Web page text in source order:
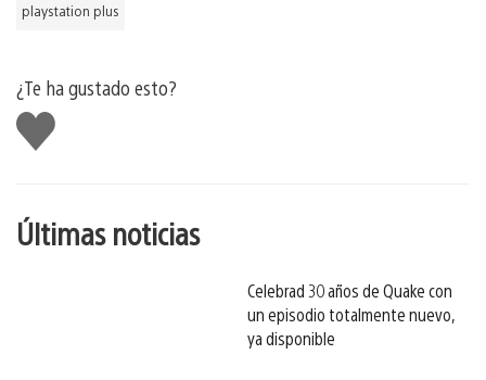
playstation plus
¿Te ha gustado esto?
Me
gusta
Últimas noticias
Celebrad 30 años de Quake con
un episodio totalmente nuevo,
ya disponible